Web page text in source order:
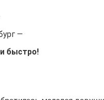
—
быстро!